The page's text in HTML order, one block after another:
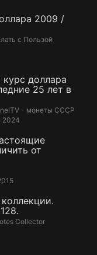
2009 /
с Пользой.
с Пользой
курс доллара
25 лет в
- монеты СССР.
- монеты СССР
2024
от
Collector.
Collector